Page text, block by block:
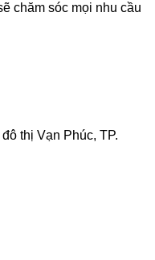
chăm sóc mọi nhu cầu
thị Vạn Phúc, TP.